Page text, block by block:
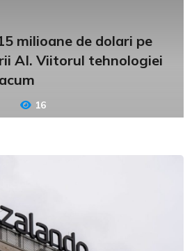
milioane de dolari pe
AI. Viitorul tehnologiei
16